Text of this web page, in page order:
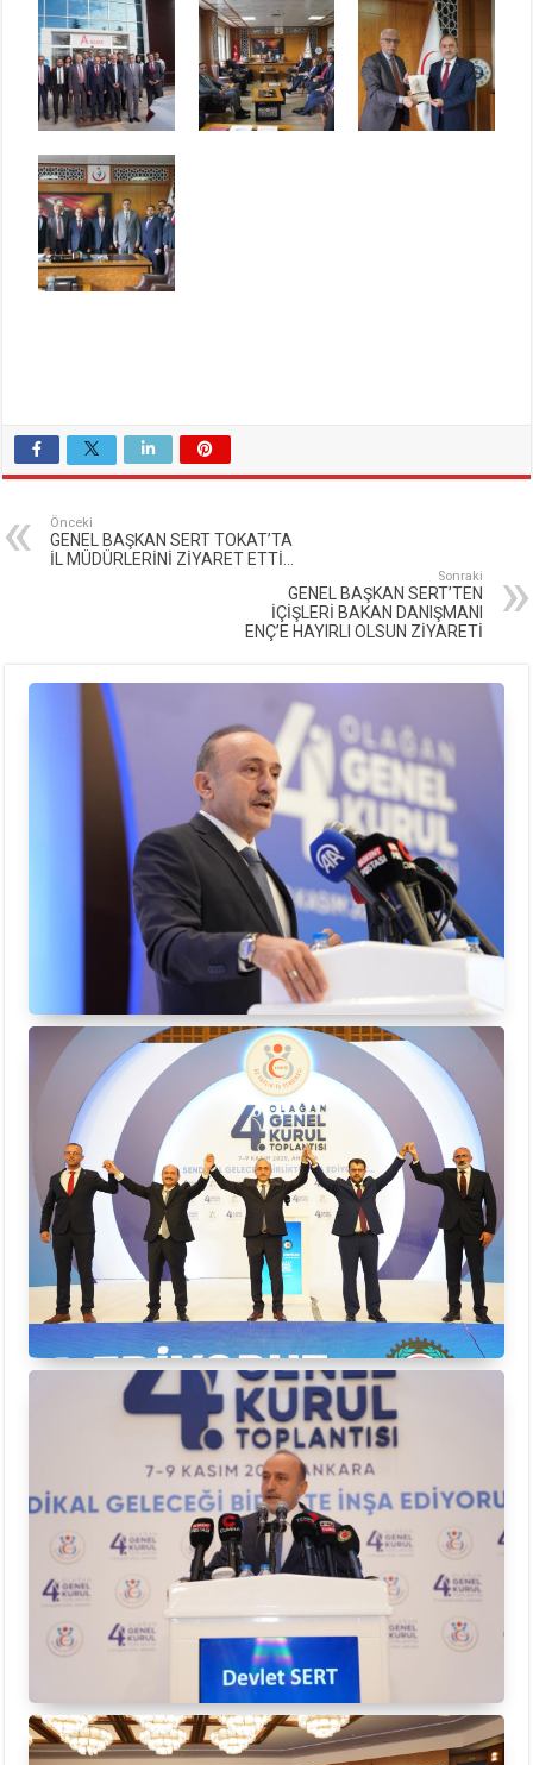
Önceki
GENEL BAŞKAN SERT TOKAT’TA
İL MÜDÜRLERİNİ ZİYARET ETTİ…
Sonraki
GENEL BAŞKAN SERT’TEN
İÇİŞLERİ BAKAN DANIŞMANI
ENÇ’E HAYIRLI OLSUN ZİYARETİ